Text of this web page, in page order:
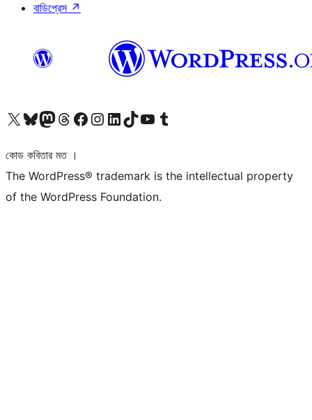
বাডিপ্রেস ↗
আমাদের X (আগের টুইটার) অ্যাকাউন্টে যানআমাদের Bluesky অ্যাকাউন্টটি দেখুনআমাদের মাস্টোডন অ্যাকাউন্টটি দেখুনআমাদের থ্রেডস অ্যাকাউন্টটি দেখুনআমাদের ফেসবুক পেজ দেখুনআমাদের ইন্সটাগ্রাম অ্যাকাউন্ট দেখুনআমাদের লিঙ্কডইন অ্যাকাউন্টে যানআমাদের TikTok অ্যাকাউন্টটি দেখুনআমাদের ইউটিউব চ্যানেলে যান আমাদের টাম্বলার অ্যাকাউন্ট দেখুন
কোড কবিতার মত ।
The WordPress® trademark is the intellectual property
of the WordPress Foundation.